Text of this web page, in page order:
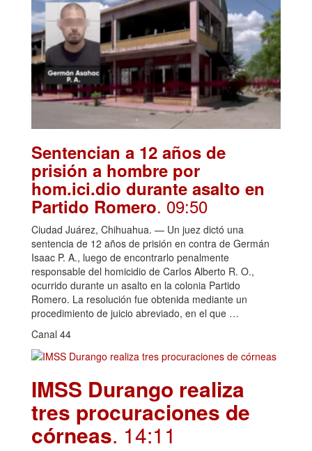
Sentencian a 12 años de
prisión a hombre por
hom.ici.dio durante asalto en
Partido Romero. 09:50
Ciudad Juárez, Chihuahua. — Un juez dictó una
sentencia de 12 años de prisión en contra de Germán
Isaac P. A., luego de encontrarlo penalmente
responsable del homicidio de Carlos Alberto R. O.,
ocurrido durante un asalto en la colonia Partido
Romero. La resolución fue obtenida mediante un
procedimiento de juicio abreviado, en el que …
Canal 44
IMSS Durango realiza
tres procuraciones de
córneas. 14:11